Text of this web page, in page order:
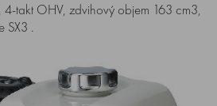
takt OHV, zdvihový objem 163 cm3,
SX3 .